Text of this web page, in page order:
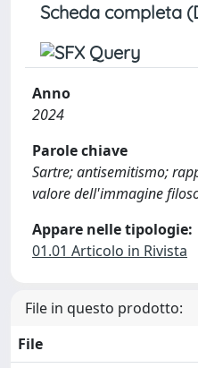
Scheda completa
Anno
2024
Parole chiave
Sartre; antisemitismo;
valore dell'immagine
Appare nelle tipologie:
01.01 Articolo in Rivista
File in questo prodotto:
File